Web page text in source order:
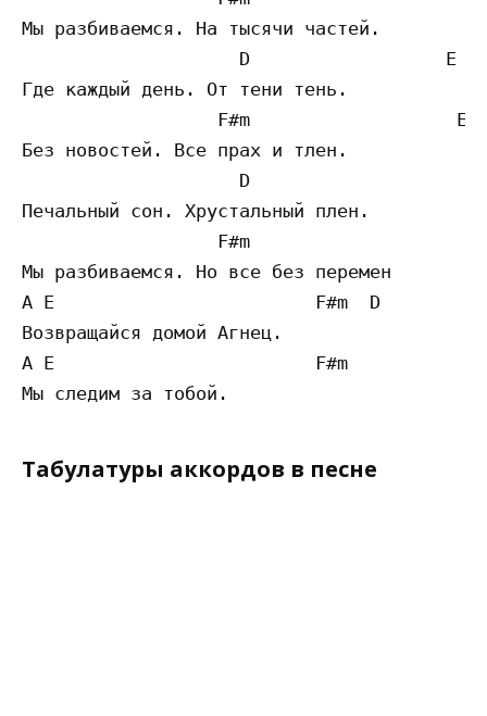
Мы разбиваемся. На тысячи частей.
                    D                  E
Где каждый день. От тени тень.
                  F#m                   E
Без новостей. Все прах и тлен.
D
Печальный сон. Хрустальный плен.
F#m
Мы разбиваемся. Но все без перемен
A E                        F#m  D
Возвращайся домой Агнец.
A E                        F#m           A D
Табулатуры аккордов в песне